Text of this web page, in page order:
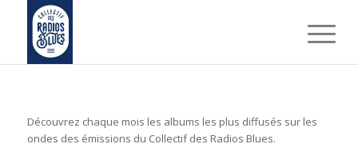
Découvrez chaque mois les albums les plus diffusés sur les
ondes des émissions du Collectif des Radios Blues.